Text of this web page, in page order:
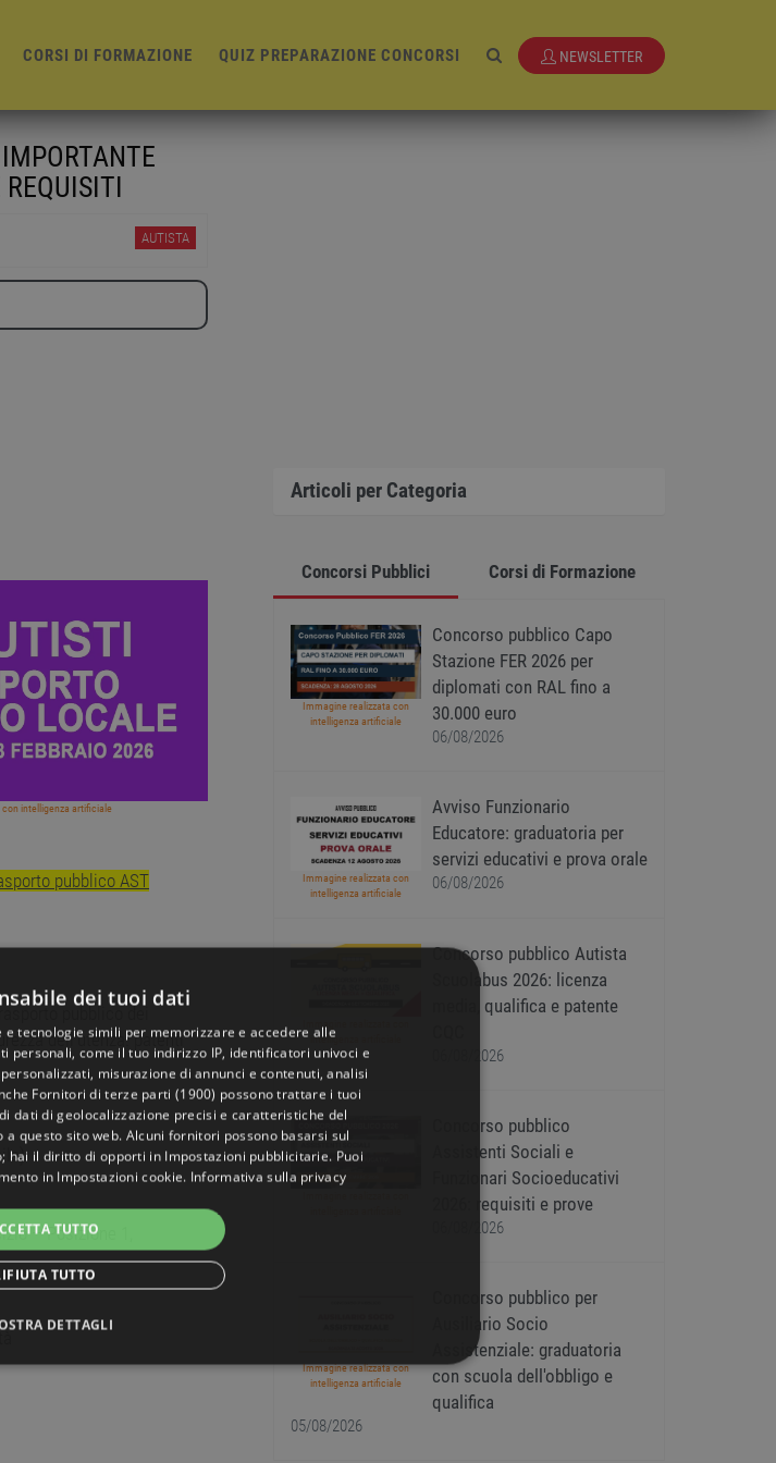
CORSI DI FORMAZIONE QUIZ PREPARAZIONE CONCORSI NEWSLETTER
AUTISTA
intelligenza artificiale
pubblico AST
pubblico dei
dell'utenza. patenti
– Posizione 1,
Articoli per Categoria
Concorsi Pubblici Corsi di Formazione
Immagine realizzata con
intelligenza artificiale
Concorso pubblico Capo
Stazione FER 2026 per
diplomati con RAL fino a
30.000 euro
06/08/2026
Immagine realizzata con
intelligenza artificiale
Avviso Funzionario
Educatore: graduatoria per
servizi educativi e prova orale
06/08/2026
intelligenza artificiale
Concorso pubblico Autista
Scuolabus 2026: licenza
media, qualifica e patente
06/08/2026
Concorso pubblico
Assistenti Sociali e
Funzionari Socioeducativi
2026: requisiti e prove
06/08/2026
Immagine realizzata con
intelligenza artificiale
Concorso pubblico per
Ausiliario Socio
Assistenziale: graduatoria
con scuola dell'obbligo e
qualifica
05/08/2026
dei tuoi dati
tecnologie simili per memorizzare e accedere alle
personali, come il tuo indirizzo IP, identificatori univoci e
misurazione di annunci e contenuti, analisi
Fornitori di terze parti (1900) possono trattare i tuoi
dati di geolocalizzazione precisi e caratteristiche del
questo sito web. Alcuni fornitori possono basarsi sul
hai il diritto di opporti in Impostazioni pubblicitarie. Puoi
in Impostazioni cookie. Informativa sulla privacy
TUTTO
TUTTO
DETTAGLI
FUNZIONALITÀ